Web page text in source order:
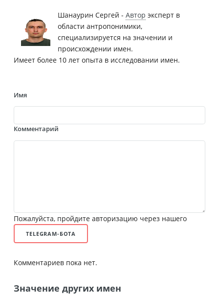
Шанаурин Сергей - Автор эксперт в
области антропонимики,
специализируется на значении и
происхождении имен.
Имеет более 10 лет опыта в исследовании имен.
Имя
Комментарий
Пожалуйста, пройдите авторизацию через нашего
TELEGRAM-БОТА
Комментариев пока нет.
Значение других имен